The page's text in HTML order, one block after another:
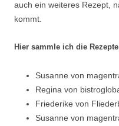
auch ein weiteres Rezept,
kommt.
Hier sammle ich die
Susanne von
Regina von
Friederike von
Susanne von